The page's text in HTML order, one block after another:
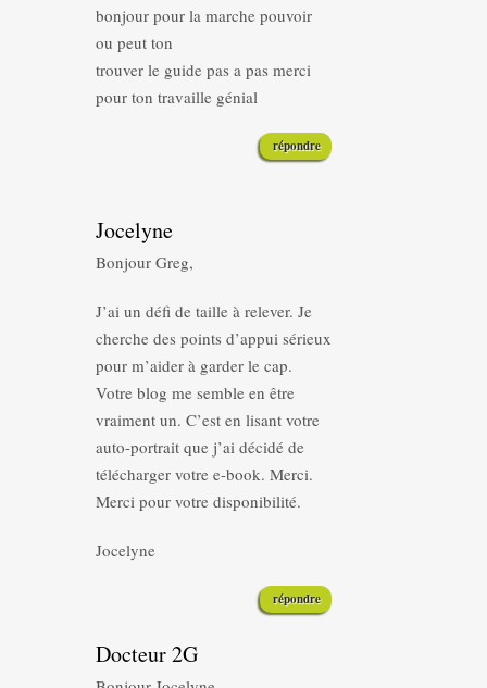
bonjour pour la marche pouvoir
ou peut ton
trouver le guide pas a pas merci
pour ton travaille génial
répondre
Jocelyne
Bonjour Greg,
J’ai un défi de taille à relever. Je
cherche des points d’appui sérieux
pour m’aider à garder le cap.
Votre blog me semble en être
vraiment un. C’est en lisant votre
auto-portrait que j’ai décidé de
télécharger votre e-book. Merci.
Merci pour votre disponibilité.
Jocelyne
répondre
Docteur 2G